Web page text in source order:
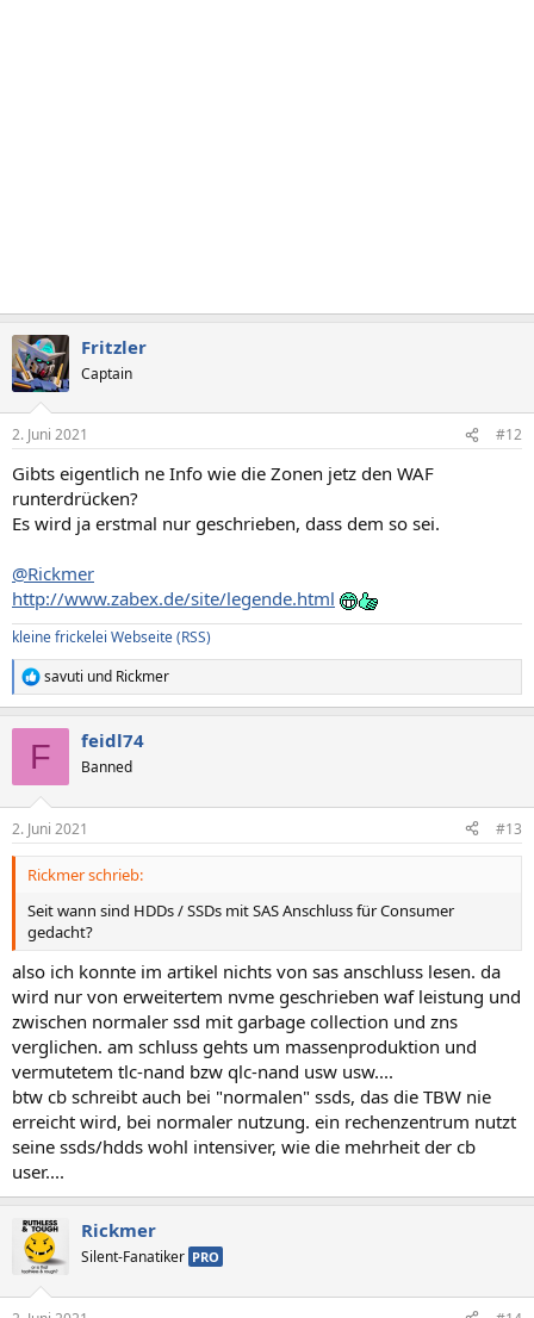
Fritzler
Captain
2. Juni 2021 #12
Gibts eigentlich ne Info wie die Zonen jetz den WAF
runterdrücken?
Es wird ja erstmal nur geschrieben, dass dem so sei.
@Rickmer
http://www.zabex.de/site/legende.html
kleine frickelei Webseite(RSS)
R
e
e
n
savuti und Rickmer
F feidl74
Banned
2. Juni 2021 #13
Rickmer schrieb:
Seit wann sind HDDs / SSDs mit SAS Anschluss für Consumer
gedacht?
also ich konnte im artikel nichts von sas anschluss lesen. da
wird nur von erweitertem nvme geschrieben waf leistung und
zwischen normaler ssd mit garbage collection und zns
verglichen. am schluss gehts um massenproduktion und
vermutetem tlc-nand bzw qlc-nand usw usw....
btw cb schreibt auch bei "normalen" ssds, das die TBW nie
erreicht wird, bei normaler nutzung. ein rechenzentrum nutzt
seine ssds/hdds wohl intensiver, wie die mehrheit der cb
user....
Rickmer
Silent-Fanatiker PRO